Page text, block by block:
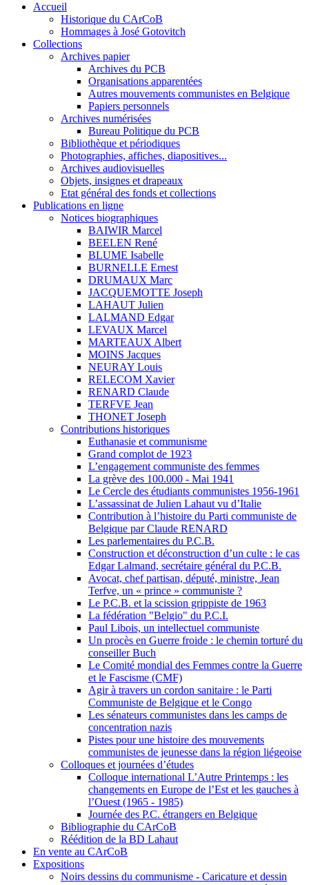
Accueil
Historique du CArCoB
Hommages à José Gotovitch
Collections
Archives papier
Archives du PCB
Organisations apparentées
Autres mouvements communistes en Belgique
Papiers personnels
Archives numérisées
Bureau Politique du PCB
Bibliothèque et périodiques
Photographies, affiches, diapositives...
Archives audiovisuelles
Objets, insignes et drapeaux
Etat général des fonds et collections
Publications en ligne
Notices biographiques
BAIWIR Marcel
BEELEN René
BLUME Isabelle
BURNELLE Ernest
DRUMAUX Marc
JACQUEMOTTE Joseph
LAHAUT Julien
LALMAND Edgar
LEVAUX Marcel
MARTEAUX Albert
MOINS Jacques
NEURAY Louis
RELECOM Xavier
RENARD Claude
TERFVE Jean
THONET Joseph
Contributions historiques
Euthanasie et communisme
Grand complot de 1923
L’engagement communiste des femmes
La grève des 100.000 - Mai 1941
Le Cercle des étudiants communistes 1956-1961
L’assassinat de Julien Lahaut vu d’Italie
Contribution à l’histoire du Parti communiste de
Belgique par Claude RENARD
Les parlementaires du P.C.B.
Construction et déconstruction d’un culte : le cas
Edgar Lalmand, secrétaire général du P.C.B.
Avocat, chef partisan, député, ministre, Jean
Terfve, un « prince » communiste ?
Le P.C.B. et la scission grippiste de 1963
La fédération "Belgio" du P.C.I.
Paul Libois, un intellectuel communiste
Un procès en Guerre froide : le chemin torturé du
conseiller Buch
Le Comité mondial des Femmes contre la Guerre
et le Fascisme (CMF)
Agir à travers un cordon sanitaire : le Parti
Communiste de Belgique et le Congo
Les sénateurs communistes dans les camps de
concentration nazis
Pistes pour une histoire des mouvements
communistes de jeunesse dans la région liégeoise
Colloques et journées d’études
Colloque international L’Autre Printemps : les
changements en Europe de l’Est et les gauches à
l’Ouest (1965 - 1985)
Journée des P.C. étrangers en Belgique
Bibliographie du CArCoB
Réédition de la BD Lahaut
En vente au CArCoB
Expositions
Noirs dessins du communisme - Caricature et dessin